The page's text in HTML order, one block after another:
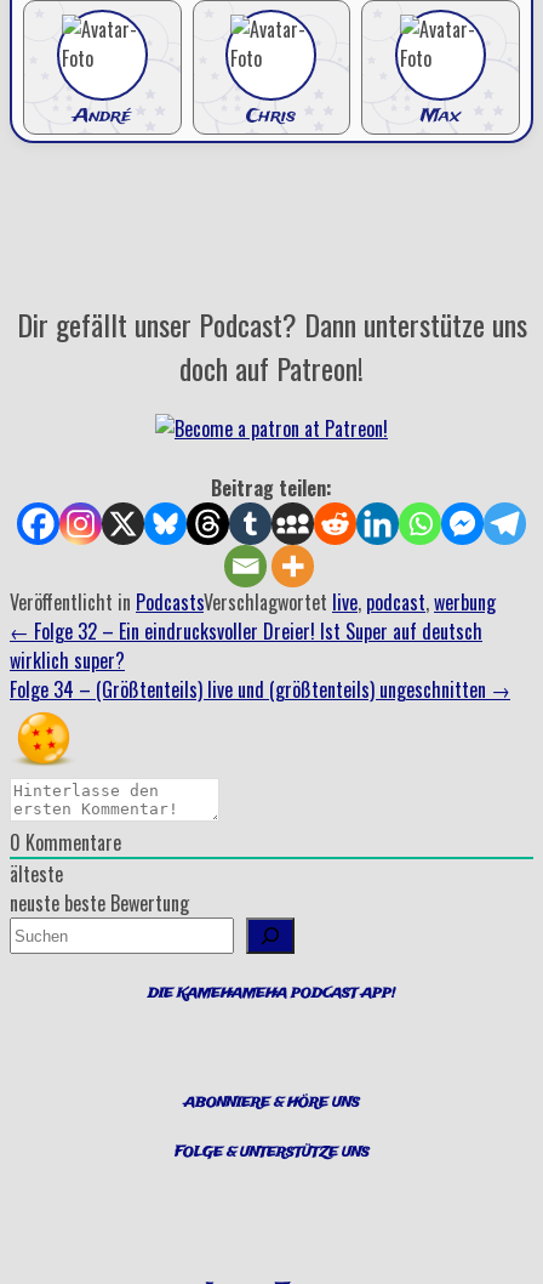
André Chris Max
Dir gefällt unser Podcast? Dann unterstütze uns
doch auf Patreon!
Beitrag teilen:
Veröffentlicht in PodcastsVerschlagwortet live, podcast,werbung
Beitrag
Navigation
← Folge 32 – Ein eindrucksvoller Dreier! Ist Super auf deutsch
wirklich super?
Folge 34 – (Größtenteils) live und (größtenteils) ungeschnitten →
0 Kommentare
älteste
neuste beste Bewertung
Suchen
DIE KAMEHAMEHA PODCAST APP!
ABONNIERE & HÖRE UNS
FOLGE & UNTERSTÜTZE UNS